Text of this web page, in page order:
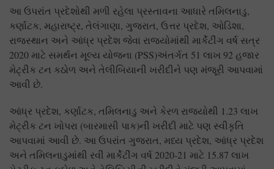
આ ઉપરાંત પ્રદેશોથી મળી રહેલા પ્રસ્તાવના આધારે તમિલનાડુ,
કર્ણાટક, મહારાષ્ટ્ર, તેલંગાણા, ગુજરાત, ઉત્તર પ્રદેશ, ઓડિશા,
રાજસ્થાન અને આંધ્ર પ્રદેશ જેવા રાજ્યોમાંથી માર્કેટીંગ વર્ષ સત્ર
2020 માટે સમર્થન મૂલ્ય યોજના (PSS)અંતર્ગત 51 લાખ 92 હજાર
મેટ્રીક ટન કઠોળ અને તેલીબિયાની ખરીદીને પણ મંજૂરી આપવામાં
આવી છે.
આંધ્ર પ્રદેશ, કર્ણાટક, તમિલનાડુ અને કેરળ રાજ્યોથી 1.23 લાખ
મેટ્રીક ટન ખોપરા (બારમાસી પાક)ની ખરીદી માટે પણ સ્વીકૃતિ
આપવામાં આવી છે. આ ઉપરાંત ગુજરાત, મધ્ય પ્રદેશ, આંધ્ર પ્રદેશ
અને તમિલનાડુમાંથી રવી માર્કેટીંગ વર્ષ 2020-21 માટે 15.87 લાખ